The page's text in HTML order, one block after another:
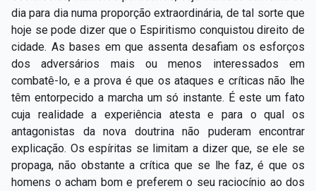
dia para dia numa proporção extraordinária, de tal sorte que
hoje se pode dizer que o Espiritismo conquistou direito de
cidade. As bases em que assenta desafiam os esforços
dos adversários mais ou menos interessados em
combatê-lo, e a prova é que os ataques e críticas não lhe
têm entorpecido a marcha um só instante. É este um fato
cuja realidade a experiência atesta e para o qual os
antagonistas da nova doutrina não puderam encontrar
explicação. Os espíritas se limitam a dizer que, se ele se
propaga, não obstante a crítica que se lhe faz, é que os
homens o acham bom e preferem o seu raciocínio ao dos